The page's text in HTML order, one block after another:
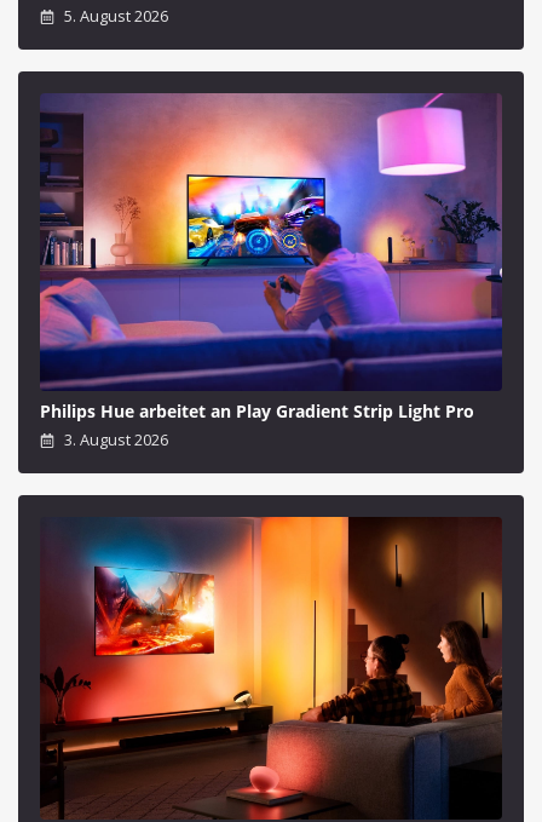
5. August 2026
Philips Hue arbeitet an Play Gradient Strip Light Pro
3. August 2026